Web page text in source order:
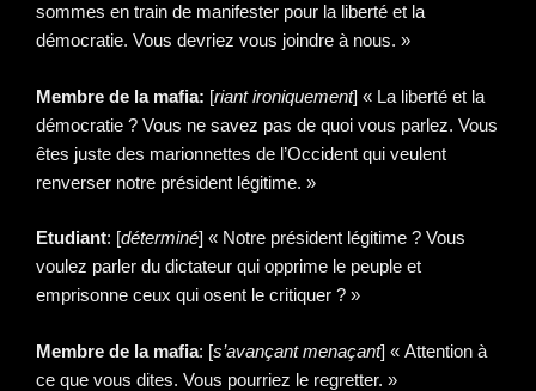
sommes en train de manifester pour la liberté et la
démocratie. Vous devriez vous joindre à nous. »
Membre de la mafia: [riant ironiquement] « La liberté et la
démocratie ? Vous ne savez pas de quoi vous parlez. Vous
êtes juste des marionnettes de l’Occident qui veulent
renverser notre président légitime. »
Etudiant: [déterminé] « Notre président légitime ? Vous
voulez parler du dictateur qui opprime le peuple et
emprisonne ceux qui osent le critiquer ? »
Membre de la mafia: [s’avançant menaçant] « Attention à
ce que vous dites. Vous pourriez le regretter. »